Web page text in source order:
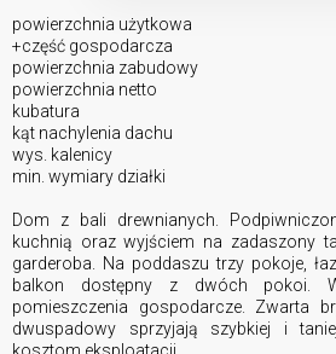
powierzchnia użytkowa
+część gospodarcza
powierzchnia zabudowy
powierzchnia netto
kubatura
kąt nachylenia dachu
wys. kalenicy
min. wymiary działki
Dom z bali drewnianych.
kuchnią oraz wyjściem na zadaszony
garderoba. Na poddaszu trzy pokoje,
balkon dostępny z dwóch pokoi.
pomieszczenia gospodarcze. Zwarta
dwuspadowy sprzyjają szybkiej i
kosztom eksploatacji.